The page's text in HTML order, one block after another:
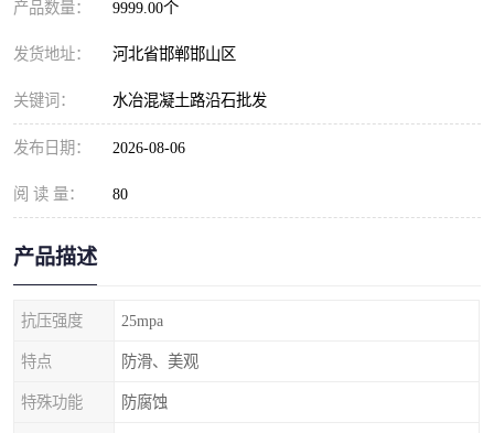
产品数量： 9999.00个
发货地址： 河北省邯郸邯山区
关键词： 水冶混凝土路沿石批发
发布日期： 2026-08-06
阅 读 量： 80
产品描述
抗压强度 25mpa
特点 防滑、美观
特殊功能 防腐蚀